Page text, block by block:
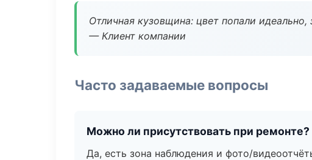
Отличная кузовщина: цвет попали
— Клиент компании
Часто задаваемые вопросы
Можно ли присутствовать при ремонте?
Да, есть зона наблюдения и фото/